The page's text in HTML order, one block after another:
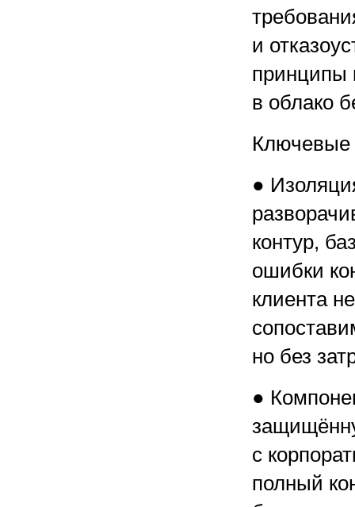
и
принципы
в облако
Ключевые
●
контур,
ошибки
клиента
но без
●
с
полный